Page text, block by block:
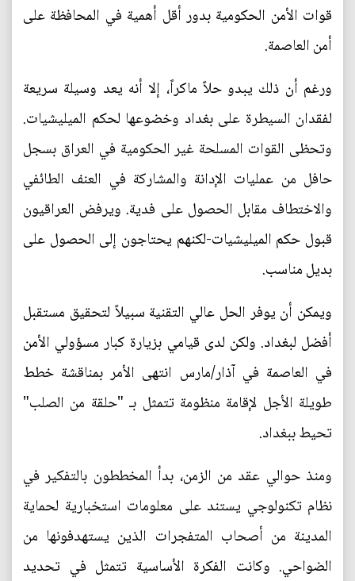
قوات الأمن الحكومية بدور أقل أهمية في المحافظة على
أمن العاصمة.
ورغم أن ذلك يبدو حلاً ماكراً، إلا أنه يعد وسيلة سريعة
لفقدان السيطرة على بغداد وخضوعها لحكم الميليشيات.
وتحظى القوات المسلحة غير الحكومية في العراق بسجل
حافل من عمليات الإدانة والمشاركة في العنف الطائفي
والاختطاف مقابل الحصول على فدية. ويرفض العراقيون
قبول حكم الميليشيات-لكنهم يحتاجون إلى الحصول على
بديل مناسب.
ويمكن أن يوفر الحل عالي التقنية سبيلاً لتحقيق مستقبل
أفضل لبغداد. ولكن لدى قيامي بزيارة كبار مسؤولي الأمن
في العاصمة في آذار/مارس انتهى الأمر بمناقشة خطط
طويلة الأجل لإقامة منظومة تتمثل بـ "حلقة من الصلب"
تحيط ببغداد.
ومنذ حوالي عقد من الزمن، بدأ المخططون بالتفكير في
نظام تكنولوجي يستند على معلومات استخبارية لحماية
المدينة من أصحاب المتفجرات الذين يستهدفونها من
الضواحي. وكانت الفكرة الأساسية تتمثل في تحديد